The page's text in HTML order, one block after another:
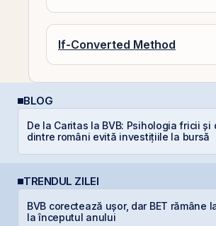
If-Converted Method
BLOG
De la Caritas la BVB: Psihologia fricii și
dintre români evită investițiile la bursă
TRENDUL ZILEI
BVB corectează ușor, dar BET rămâne
la începutul anului